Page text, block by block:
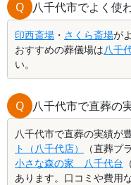
Q 八千代市でよく使
印西斎場 ・ さくら斎場が
おすすめの葬儀場は八千
い。
Q 八千代市で直葬の
八千代市で直葬の実績が
ト（八千代店）
（直葬プ
小さな森の家 八千代台
あります。口コミや費用